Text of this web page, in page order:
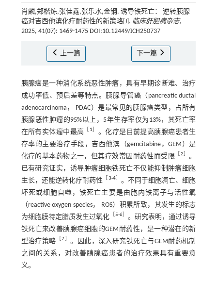
肖麟,郑楷炼,张佳鑫,张乐水,金钢. 诱导铁死亡： 逆转胰腺
癌对吉西他滨化疗耐药性的新策略[J]. 临床肝胆病杂志,
2025, 41(07): 1469-1475 DOI:10.12449/JCH250737
上一篇 下一篇
胰腺癌是一种消化系统恶性肿瘤，具有早期诊断难、治疗
成功率低、预后差等特点。胰腺导管癌（pancreatic ductal
adenocarcinoma， PDAC）是最常见的胰腺癌类型，占所有
胰腺恶性肿瘤的95%以上，5年生存率仅为13%，其死亡率
在所有实体瘤中最高
［ 1］ 。化疗是目前提高胰腺癌患者生
存率的主要治疗手段，吉西他滨（gemcitabine，GEM）是
化疗的基本药物之一，但其疗效常因耐药性而受限
［2］ 。
已有研究证实，诱导肿瘤细胞铁死亡不仅能抑制肿瘤细胞
生长，还能逆转化疗耐药性
［3-4］ 。不同于细胞凋亡、细胞
坏死或细胞自噬，铁死亡主要是由胞内铁离子与活性氧
（reactive oxygen species， ROS）积累所致，其发生的标志
为细胞膜特定脂质发生过氧化 ［5-6］ 。研究表明，通过诱导
铁死亡来改善胰腺癌细胞的GEM耐药性，是一种潜在的新
型治疗策略 ［7］ 。因此，深入研究铁死亡与GEM耐药机制
之间的关系，对改善胰腺癌患者的治疗效果具有重要意
义。